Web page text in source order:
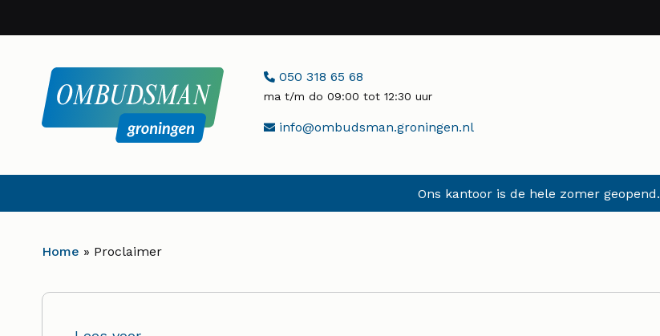
hoofdinhoud
Telefoonnummer:
050 318 65 68
ma t/m do 09:00 tot 12:30 uur
E-info@ombudsman.groningen.nl
Ons kantoor is de hele zomer geopend.
Home » Proclaimer